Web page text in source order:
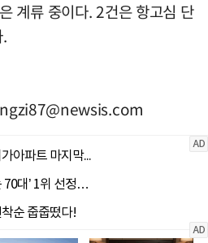
계류 중이다. 2건은 항고심 단